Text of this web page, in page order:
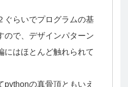
ぐらいでプログラムの基
ので、デザインパターン
にはほとんど触れられて
pythonの真骨頂ともいえ